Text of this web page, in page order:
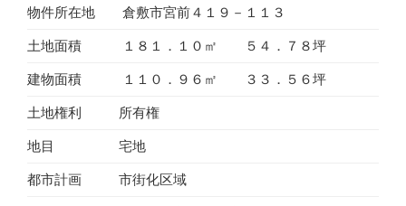
物件所在地 倉敷市宮前４１９－１１３
土地面積 １８１．１０㎡ ５４．７８坪
建物面積 １１０．９６㎡ ３３．５６坪
土地権利 所有権
地目 宅地
都市計画 市街化区域